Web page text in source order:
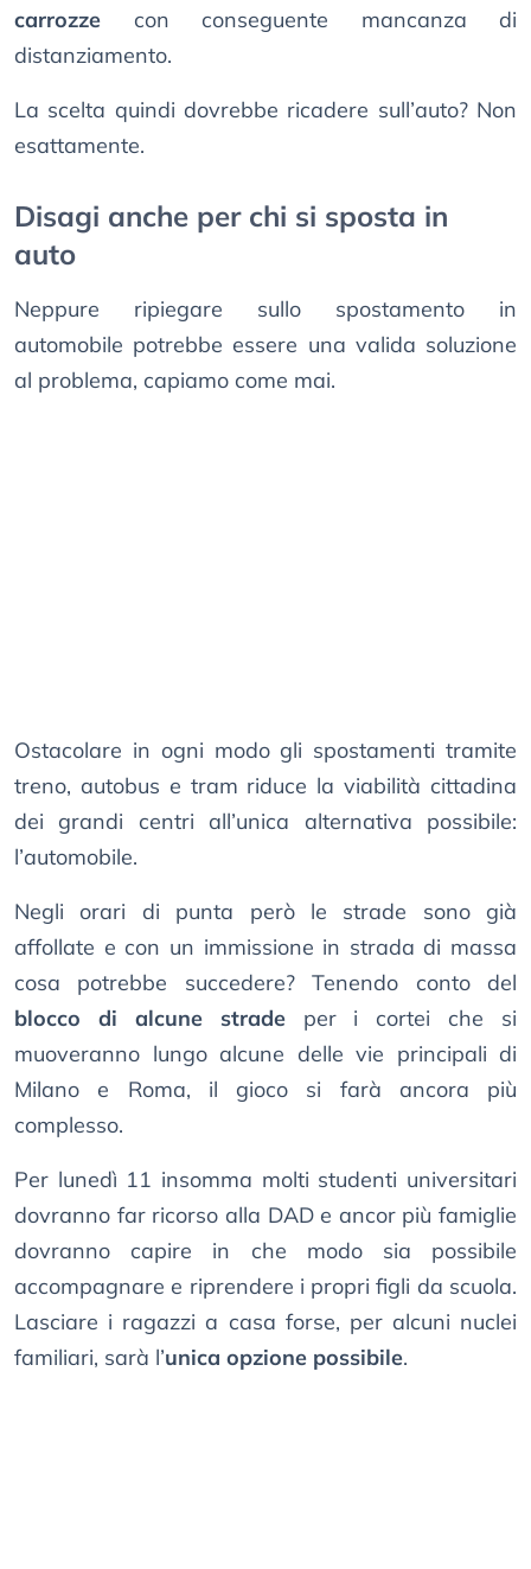
carrozze con conseguente mancanza di
distanziamento.
La scelta quindi dovrebbe ricadere sull’auto? Non
esattamente.
Disagi anche per chi si sposta in
auto
Neppure ripiegare sullo spostamento in
automobile potrebbe essere una valida soluzione
al problema, capiamo come mai.
Ostacolare in ogni modo gli spostamenti tramite
treno, autobus e tram riduce la viabilità cittadina
dei grandi centri all’unica alternativa possibile:
l’automobile.
Negli orari di punta però le strade sono già
affollate e con un immissione in strada di massa
cosa potrebbe succedere? Tenendo conto del
blocco di alcune stradeper i cortei che si
muoveranno lungo alcune delle vie principali di
Milano e Roma, il gioco si farà ancora più
complesso.
Per lunedì 11 insomma molti studenti universitari
dovranno far ricorso alla DAD e ancor più famiglie
dovranno capire in che modo sia possibile
accompagnare e riprendere i propri figli da scuola.
Lasciare i ragazzi a casa forse, per alcuni nuclei
familiari, sarà l’unica opzione possibile.